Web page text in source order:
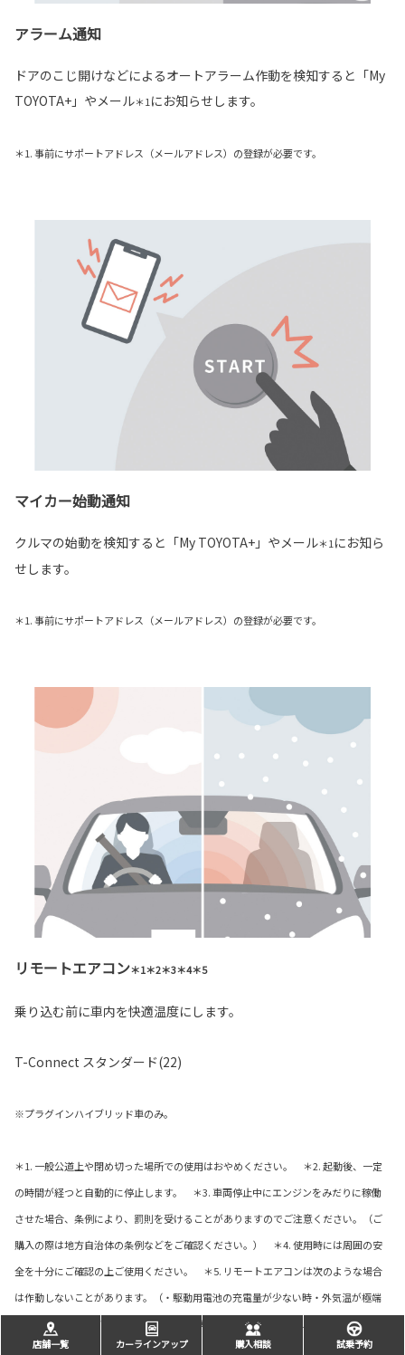
アラーム通知
ドアのこじ開けなどによるオートアラーム作動を検知すると「My
TOYOTA+」やメール＊1 にお知らせします。
＊1. 事前にサポートアドレス（メールアドレス）の登録が必要です。
マイカー始動通知
クルマの始動を検知すると「My TOYOTA+」やメール＊1 にお知ら
せします。
＊1. 事前にサポートアドレス（メールアドレス）の登録が必要です。
リモートエアコン＊1＊2＊3＊4＊5
乗り込む前に車内を快適温度にします。
T-Connect スタンダード(22)
※プラグインハイブリッド車のみ。
＊1. 一般公道上や閉め切った場所での使用はおやめください。 ＊2. 起動後、一定
の時間が経つと自動的に停止します。 ＊3. 車両停止中にエンジンをみだりに稼働
させた場合、条例により、罰則を受けることがありますのでご注意ください。（ご
購入の際は地方自治体の条例などをご確認ください。） ＊4. 使用時には周囲の安
全を十分にご確認の上ご使用ください。 ＊5. リモートエアコンは次のような場合
は作動しないことがあります。（・駆動用電池の充電量が少ない時・外気温が極端
に低い時・外気温が低い状況で長時間駐車したあとなど、駆動システムが低温の
時）店舗一覧 カーラインアップ 購入相談 試乗予約